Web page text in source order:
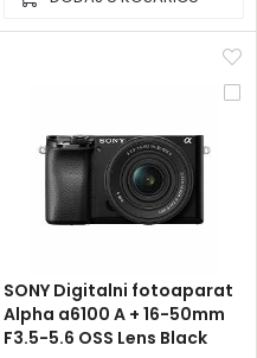
SONY Digitalni fotoaparat
Alpha a6100 A + 16-50mm
F3.5-5.6 OSS Lens Black